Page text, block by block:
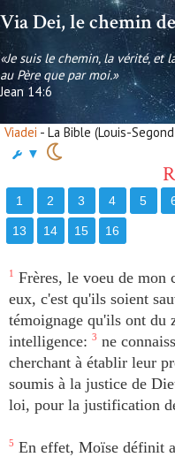
Via Dei, le chemin
«Je suis le chemin, la vérité, et
au Père que par moi.»
Jean 14:6
Viadei - La Bible (Louis-
▼
1 2 3 4 5
13 14 15 16
1
Frères, le voeu de mon
eux, c'est qu'ils soient
témoignage qu'ils ont du
intelligence: 3 ne
cherchant à établir leur
soumis à la justice de
loi, pour la justification
5 En effet, Moïse définit